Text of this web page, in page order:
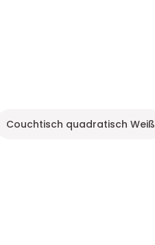
Couchtisch quadratisch Weiß